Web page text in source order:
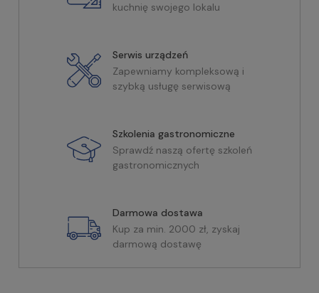
kuchnię swojego lokalu
Serwis urządzeń
Zapewniamy kompleksową i
szybką usługę serwisową
Szkolenia gastronomiczne
Sprawdź naszą ofertę szkoleń
gastronomicznych
Darmowa dostawa
Kup za min. 2000 zł, zyskaj
darmową dostawę